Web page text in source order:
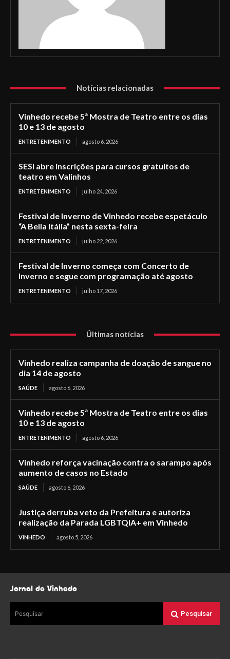
Notícias relacionadas
Vinhedo recebe 5ª Mostra de Teatro entre os dias
10 e 13 de agosto
ENTRETENIMENTO agosto 6, 2026
SESI abre inscrições para cursos gratuitos de
teatro em Valinhos
ENTRETENIMENTO julho 24, 2026
Festival de Inverno de Vinhedo recebe espetáculo
“A Bella Itália” nesta sexta-feira
ENTRETENIMENTO julho 22, 2026
Festival de Inverno começa com Concerto de
Inverno e segue com programação até agosto
ENTRETENIMENTO julho 17, 2026
Últimas notícias
Vinhedo realiza campanha de doação de sangue no
dia 14 de agosto
SAÚDE agosto 6, 2026
Vinhedo recebe 5ª Mostra de Teatro entre os dias
10 e 13 de agosto
ENTRETENIMENTO agosto 6, 2026
Vinhedo reforça vacinação contra o sarampo após
aumento de casos no Estado
SAÚDE agosto 6, 2026
Justiça derruba veto da Prefeitura e autoriza
realização da Parada LGBTQIA+ em Vinhedo
VINHEDO agosto 5, 2026
Jornal de Vinhedo
Pesquisar Pesquisar